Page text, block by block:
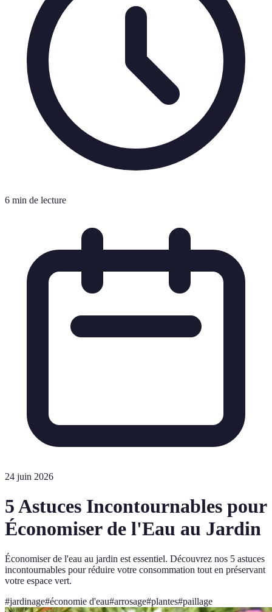
6 min de lecture
24 juin 2026
5 Astuces Incontournables pour
Économiser de l'Eau au Jardin
Économiser de l'eau au jardin est essentiel. Découvrez nos 5 astuces
incontournables pour réduire votre consommation tout en préservant
votre espace vert.
#jardinage#économie d'eau#arrosage#plantes#paillage